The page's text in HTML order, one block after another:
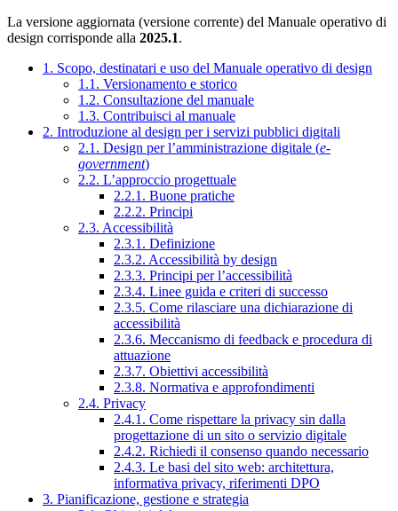
La versione aggiornata (versione corrente) del Manuale operativo di
design corrisponde alla 2025.1.
1. Scopo, destinatari e uso del Manuale operativo di design
1.1. Versionamento e storico
1.2. Consultazione del manuale
1.3. Contribuisci al manuale
2. Introduzione al design per i servizi pubblici digitali
2.1. Design per l’amministrazione digitale (e-
government)
2.2. L’approccio progettuale
2.2.1. Buone pratiche
2.2.2. Principi
2.3. Accessibilità
2.3.1. Definizione
2.3.2. Accessibilità by design
2.3.3. Principi per l’accessibilità
2.3.4. Linee guida e criteri di successo
2.3.5. Come rilasciare una dichiarazione di
accessibilità
2.3.6. Meccanismo di feedback e procedura di
attuazione
2.3.7. Obiettivi accessibilità
2.3.8. Normativa e approfondimenti
2.4. Privacy
2.4.1. Come rispettare la privacy sin dalla
progettazione di un sito o servizio digitale
2.4.2. Richiedi il consenso quando necessario
2.4.3. Le basi del sito web: architettura,
informativa privacy, riferimenti DPO
3. Pianificazione, gestione e strategia